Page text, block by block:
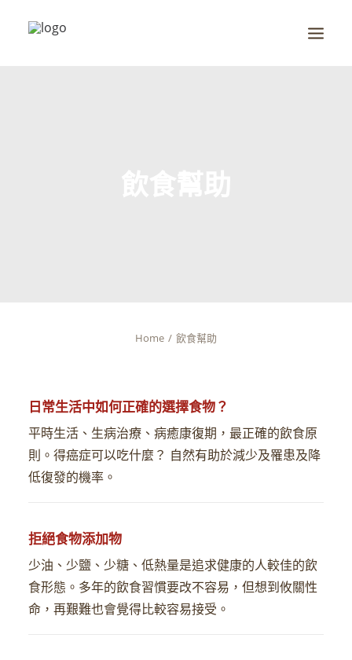
CART
Home 飲食幫助
日常生活中如何正確的選擇食物？
平時生活、生病治療、病癒康復期，最正確的飲食原
則。得癌症可以吃什麼？ 自然有助於減少及罹患及降
低復發的機率。
拒絕食物添加物
少油、少鹽、少糖、低熱量是追求健康的人較佳的飲
食形態。多年的飲食習慣要改不容易，但想到攸關性
命，再艱難也會覺得比較容易接受。